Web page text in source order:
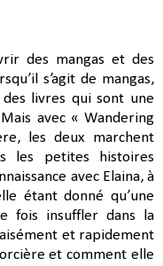
des mangas et des
s’agit de mangas,
livres qui sont une
avec « Wandering
les deux marchent
les petites histoires
avec Elaina, à
étant donné qu’une
fois insuffler dans la
et rapidement
et comment elle